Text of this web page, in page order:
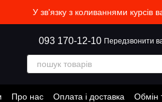
У зв'язку з коливаннями курсів
093 170-12-10 Передзвонити
Про нас Оплата і доставка Обмін